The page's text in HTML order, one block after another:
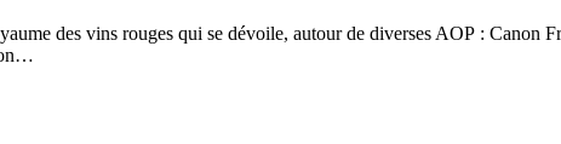
des vins rouges qui se dévoile, autour de diverses AOP : Canon